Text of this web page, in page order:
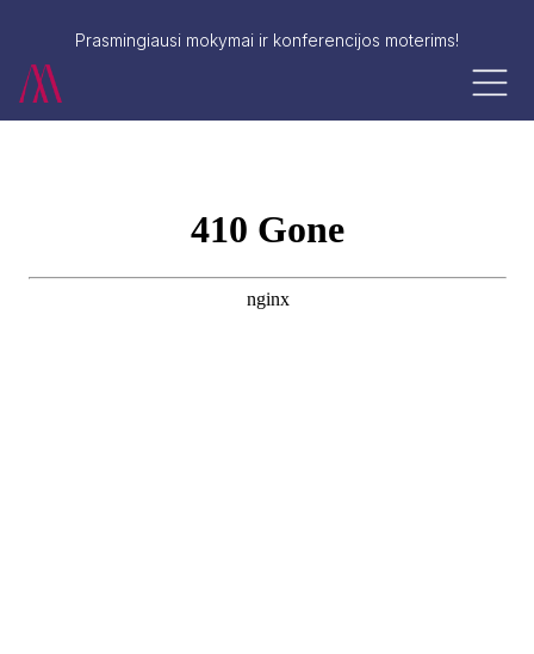
Prasmingiausi mokymai ir konferencijos moterims!